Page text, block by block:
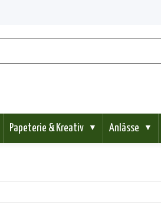
Papeterie & Kreativ ▼ Anlässe ▼